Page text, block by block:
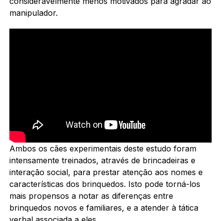
manipulador.
Ambos os cães experimentais deste estudo foram
intensamente treinados, através de brincadeiras e
interação social, para prestar atenção aos nomes e
características dos brinquedos. Isto pode torná-los
mais propensos a notar as diferenças entre
brinquedos novos e familiares, e a atender à tática